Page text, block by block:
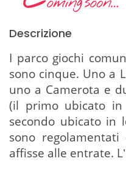
Descrizione
I parco giochi
sono cinque. Uno a
uno a Camerota e
(il primo ubicato
secondo ubicato in
sono regolamentati
affisse alle entrate. L’